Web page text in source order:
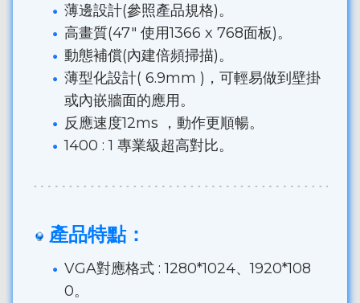
薄邊設計(參照產品規格)。
高畫質(47" 使用1366 x 768面板)。
動態補償(內建倍頻掃描)。
薄型化設計( 6.9mm )，可輕易做到壁掛
或內嵌牆面的應用。
反應速度12ms ，動作更順暢。
1400 : 1 專業級超高對比。
產品特點：
VGA對應格式 : 1280*1024、1920*108
0。